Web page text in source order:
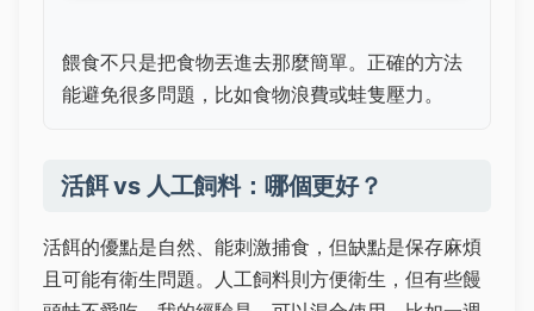
餵食不只是把食物丟進去那麼簡單。正確的方法
能避免很多問題，比如食物浪費或蛙隻壓力。
活餌 vs 人工飼料：哪個更好？
活餌的優點是自然、能刺激捕食，但缺點是保存麻煩
且可能有衛生問題。人工飼料則方便衛生，但有些饅